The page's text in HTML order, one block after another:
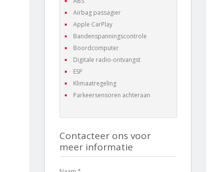
Airbag passagier
Apple CarPlay
Bandenspanningscontrole
Boordcomputer
Digitale radio-ontvangst
ESP
Klimaatregeling
Parkeersensoren achteraan
Contacteer ons voor
meer informatie